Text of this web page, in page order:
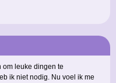
om leuke dingen te
ik niet nodig. Nu voel ik me